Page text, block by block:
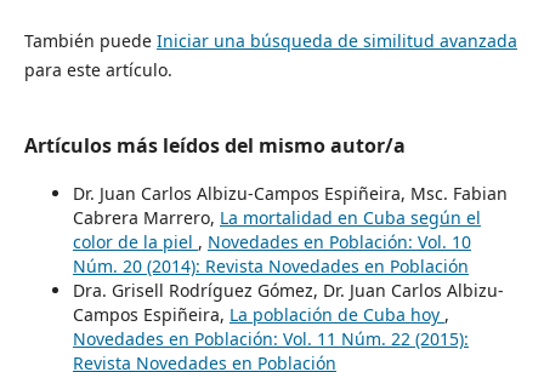
También puede Iniciar una búsqueda de similitud avanzada
para este artículo.
Artículos más leídos del mismo autor/a
Dr. Juan Carlos Albizu-Campos Espiñeira, Msc. Fabian
Cabrera Marrero, La mortalidad en Cuba según el
color de la piel , Novedades en Población: Vol. 10
Núm. 20 (2014): Revista Novedades en Población
Dra. Grisell Rodríguez Gómez, Dr. Juan Carlos Albizu-
Campos Espiñeira, La población de Cuba hoy ,
Novedades en Población: Vol. 11 Núm. 22 (2015):
Revista Novedades en Población